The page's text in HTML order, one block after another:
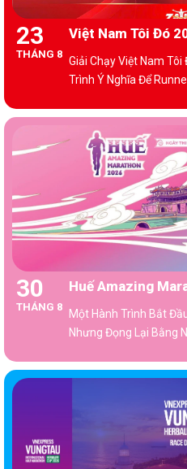
23
THÁNG 8
Việt Nam Tôi Đó
Giải Chạy Việt Nam
Trình Ý Nghĩa Để
30
THÁNG 8
Huế Amazing
Một Hành Trình Bắt
Nhưng Đọng Lại Bằng